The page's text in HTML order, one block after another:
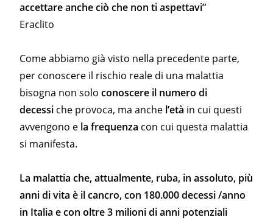
accettare anche ciò che non ti aspettavi”
Eraclito
Come abbiamo già visto nella precedente parte,
per conoscere il rischio reale di una malattia
bisogna non soloconoscere il numero di
decessi che provoca, ma anche l’età in cui questi
avvengono e la frequenza con cui questa malattia
si manifesta.
La malattia che, attualmente, ruba, in assoluto, più
anni di vita è il cancro, con 180.000 decessi /anno
in Italia e con oltre 3 milioni di anni potenziali